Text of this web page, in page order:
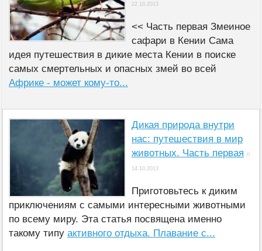
22.10.2013
<< Часть первая Змеиное
сафари в Кении Сама
идея путешествия в дикие места Кении в поиске
самых смертельных и опасных змей во всей
Африке - может кому-то...
Дикая природа внутри
нас: путешествия в мир
животных. Часть первая //
14.10.2013
Приготовьтесь к диким
приключениям с самыми интересными животными
по всему миру. Эта статья посвящена именно
такому типу активного отдыха. Плавание с...